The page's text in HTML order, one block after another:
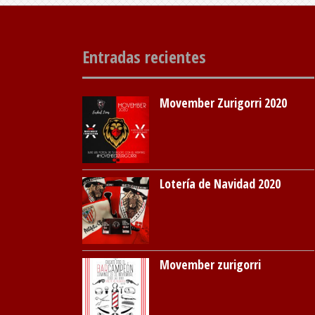
Entradas recientes
Movember Zurigorri 2020
Lotería de Navidad 2020
Movember zurigorri